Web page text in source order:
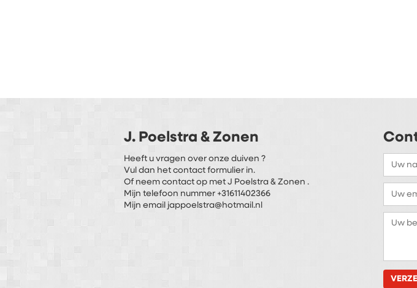
J. Poelstra & Zonen
Heeft u vragen over onze duiven ?
Vul dan het contact formulier in.
Of neem contact op met J Poelstra & Zonen .
Mijn telefoon nummer +31611402366
Mijn email jappoelstra@hotmail.nl